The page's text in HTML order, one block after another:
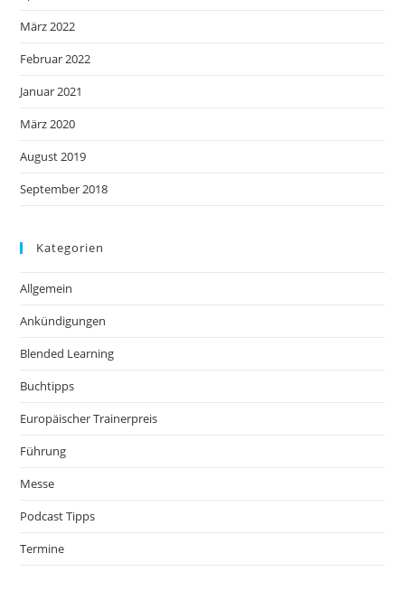
März 2022
Februar 2022
Januar 2021
März 2020
August 2019
September 2018
Kategorien
Allgemein
Ankündigungen
Blended Learning
Buchtipps
Europäischer Trainerpreis
Führung
Messe
Podcast Tipps
Termine